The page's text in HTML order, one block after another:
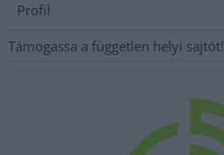
Profil
Támogassa a független helyi sajtót!